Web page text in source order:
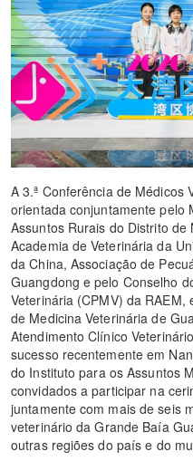
A 3.ª Conferência de Médicos
orientada conjuntamente pelo
Assuntos Rurais do Distrito de
Academia de Veterinária da
da China, Associação de
Guangdong e pelo Conselho
Veterinária (CPMV) da
de Medicina Veterinária de
Atendimento Clínico
sucesso recentemente em
do Instituto para os Assuntos
convidados a participar na
juntamente com mais de seis
veterinário da Grande Baía
outras regiões do país e do